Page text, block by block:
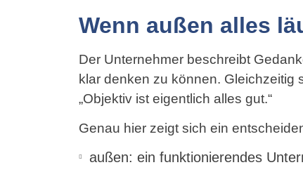
Wenn außen alles
Der Unternehmer beschreibt
klar denken zu können. Gleichzeitig
„Objektiv ist eigentlich alles gut.“
Genau hier zeigt sich ein
außen: ein funktionierendes